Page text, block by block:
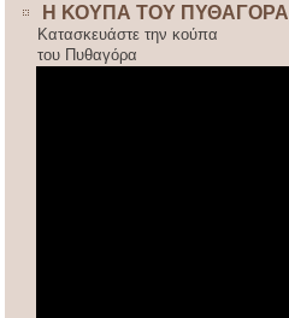
Η ΚΟΥΠΑ ΤΟΥ ΠΥΘΑΓΟΡΑ
Κατασκευάστε την κούπα
του Πυθαγόρα